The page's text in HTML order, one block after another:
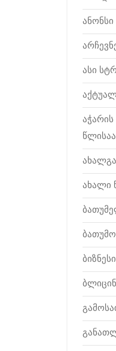
ანონსი
ასი
წლისაა
ახალი
ბიზნესი